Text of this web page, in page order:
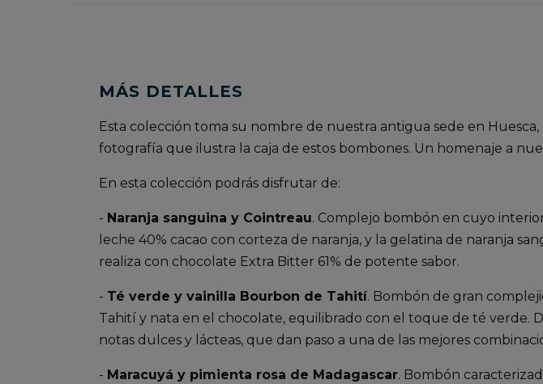
MÁS DETALLES
Esta colección toma su nombre de nuestra antigua sede en
fotografía que ilustra la caja de estos bombones. Un homenaje a
En esta colección podrás disfrutar de:
- Naranja sanguina y Cointreau. Complejo bombón en cuyo
leche 40% cacao con corteza de naranja, y la gelatina de naranja
realiza con chocolate Extra Bitter 61% de potente sabor.
- Té verde y vainilla Bourbon de Tahití. Bombón de gran
Tahití y nata en el chocolate, equilibrado con el toque de té verde.
notas dulces y lácteas, que dan paso a una de las mejores
- Maracuyá y pimienta rosa de Madagascar. Bombón